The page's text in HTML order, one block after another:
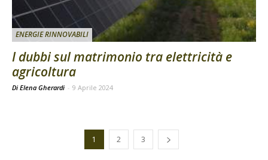
ENERGIE RINNOVABILI
I dubbi sul matrimonio tra elettricità e
agricoltura
Di Elena Gherardi - 9 Aprile 2024
1 2 3